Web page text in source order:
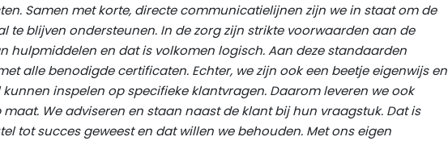
Samen met korte, directe communicatielijnen zijn we in staat om de
te blijven ondersteunen. In de zorg zijn strikte voorwaarden aan de
hulpmiddelen en dat is volkomen logisch. Aan deze standaarden
alle benodigde certificaten. Echter, we zijn ook een beetje eigenwijs en
inspelen op specifieke klantvragen. Daarom leveren we ook
We adviseren en staan naast de klant bij hun vraagstuk. Dat is
tot succes geweest en dat willen we behouden. Met ons eigen